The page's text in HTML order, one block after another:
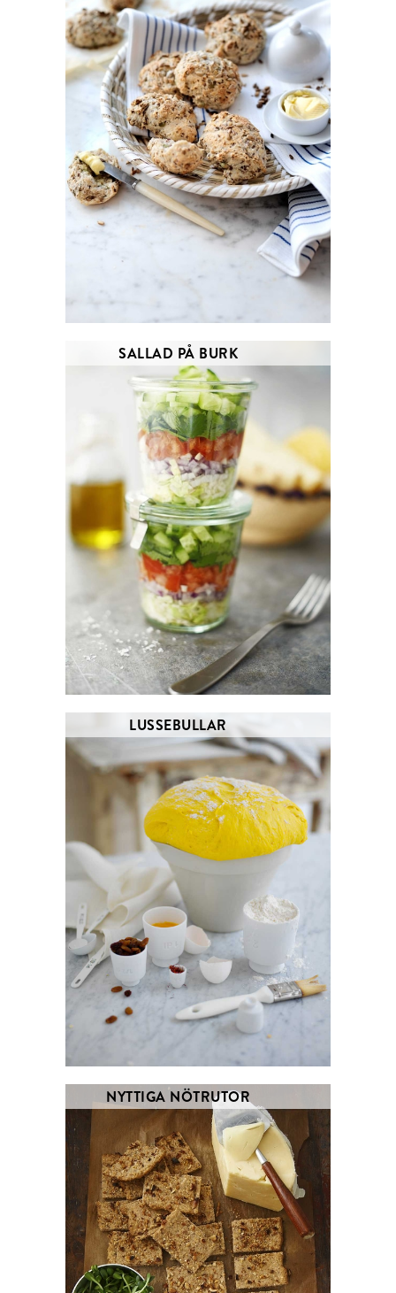
SALLAD PÅ BURK
LUSSEBULLAR
NYTTIGA NÖTRUTOR